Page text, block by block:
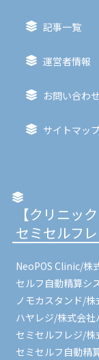
記事一覧
運営者情報
お問い合わせ
サイトマッ
【クリニッ
セミセルフ
NeoPOS Clinic/株
セルフ自動精算シ
ノモカスタンド/株
ハヤレジ/株式会社
セミセルフレジ/株
セミセルフ自動精